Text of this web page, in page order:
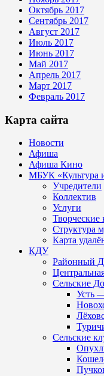
Октябрь 2017
Сентябрь 2017
Август 2017
Июль 2017
Июнь 2017
Май 2017
Апрель 2017
Март 2017
Февраль 2017
Карта сайта
Новости
Афиша
Афиша Кино
МБУК «Культура
Учредители
Коллектив
Услуги
Творческие
Структура
Карта
КДУ
Районный
Сельские
Усть
Сельские